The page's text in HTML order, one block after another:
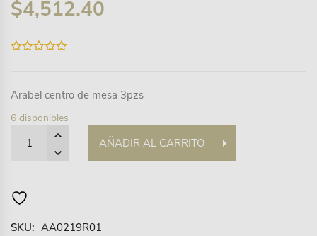
$4,512.40
5
Arabel centro de mesa 3pzs
6 disponibles
AÑADIR AL CARRITO
SKU: AA0219R01